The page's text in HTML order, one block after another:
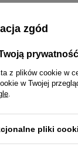
zgód
prywatność
z plików cookie w
w Twojej
pliki